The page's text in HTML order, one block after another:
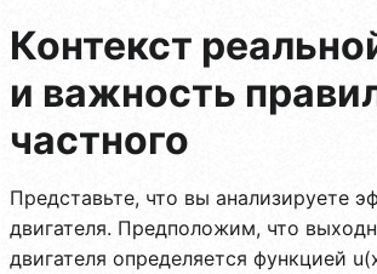
Контекст
и важность
частного
Представьте, что вы анализируете
двигателя. Предположим, что
двигателя определяется функцией